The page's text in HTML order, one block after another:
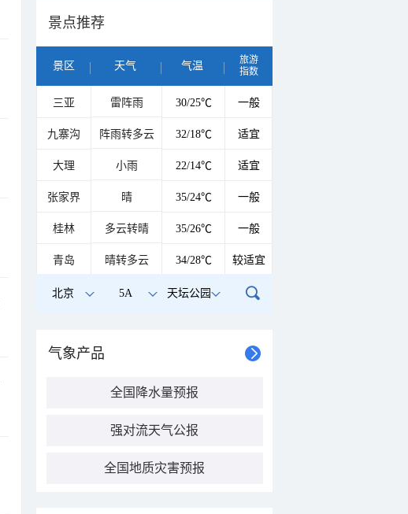
景点推荐
景区 天气 气温
旅游
指数
三亚 雷阵雨 30/25℃ 一般
九寨沟 阵雨转多云 32/18℃ 适宜
大理 小雨 22/14℃ 适宜
张家界 晴 35/24℃ 一般
桂林 多云转晴 35/26℃ 一般
青岛 晴转多云 34/28℃ 较适宜
北京 5A 天坛公园
气象产品
全国降水量预报
强对流天气公报
全国地质灾害预报